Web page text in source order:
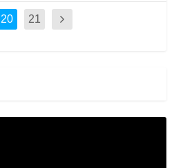
20 21